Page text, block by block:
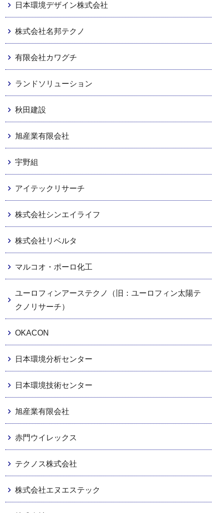
日本環境デザイン株式会社
株式会社名邦テクノ
有限会社カワグチ
ランドソリューション
秋田建設
旭産業有限会社
宇野組
アイテックリサーチ
株式会社シンエイライフ
株式会社リベルタ
マルコオ・ポーロ化工
ユーロフィンアーステクノ（旧：ユーロフィン太陽テ
クノリサーチ）
OKACON
日本環境分析センター
日本環境技術センター
旭産業有限会社
赤門ウイレックス
テクノス株式会社
株式会社エヌエステック